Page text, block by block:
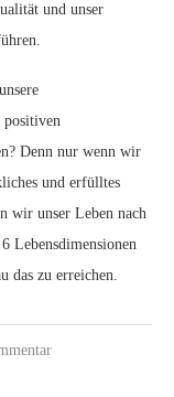
und unser
positiven
Denn nur wenn wir
und erfülltes
wir unser Leben nach
Lebensdimensionen
das zu erreichen.